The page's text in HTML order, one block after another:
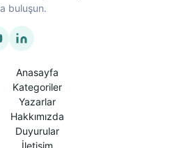
buluşun.
Anasayfa
Kategoriler
Yazarlar
Hakkımızda
Duyurular